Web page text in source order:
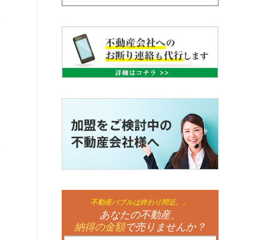
不動産バブルは終わり間近。。
あなたの不動産、
納得の金額で売りませんか？